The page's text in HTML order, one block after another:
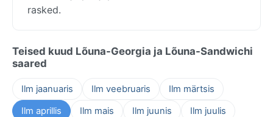
rasked.
Teised kuud Lõuna-Georgia ja Lõuna-Sandwichi
saared
Ilm jaanuaris Ilm veebruaris
Ilm märtsis
Ilm aprillis
Ilm mais Ilm juunis
Ilm juulis